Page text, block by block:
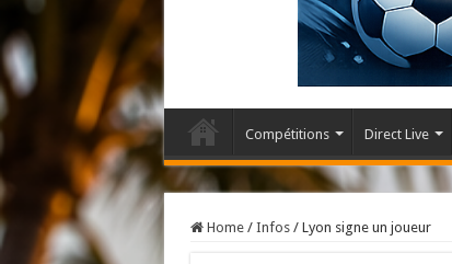
Compétitions Direct Live
Home / Infos / Lyon signe un joueur